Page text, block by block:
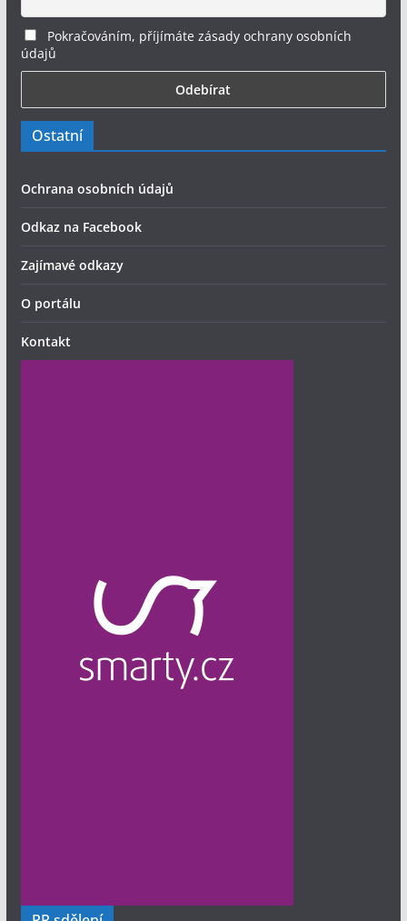
Pokračováním, příjímáte zásady ochrany osobních
údajů
Ostatní
Ochrana osobních údajů
Odkaz na Facebook
Zajímavé odkazy
O portálu
Kontakt